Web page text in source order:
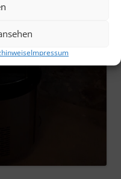
Impressum